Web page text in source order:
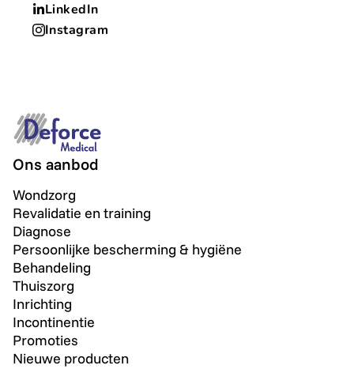
LinkedIn
Instagram
Ons aanbod
Wondzorg
Revalidatie en training
Diagnose
Persoonlijke bescherming & hygiëne
Behandeling
Thuiszorg
Inrichting
Incontinentie
Promoties
Nieuwe producten